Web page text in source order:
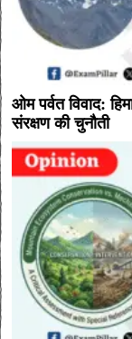
ओम पर्वत विवाद:
संरक्षण की चुनौती